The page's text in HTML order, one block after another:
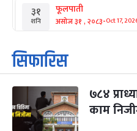
३१
शनि
फूलपाती
असोज ३१ , २०८३-Oct 17,
१
आइत
कार्तिक सङ्क्रान्ति
कार्तिक १, २०८३
३
मंगल
महानवमी
कार्तिक ३, २०८३-Oct 20,
सिफारिस
७८४
काम